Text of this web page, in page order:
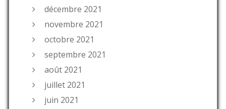
décembre 2021
novembre 2021
octobre 2021
septembre 2021
août 2021
juillet 2021
juin 2021